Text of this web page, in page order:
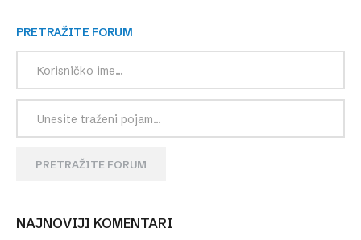
PRETRAŽITE FORUM
PRETRAŽITE FORUM
NAJNOVIJI KOMENTARI